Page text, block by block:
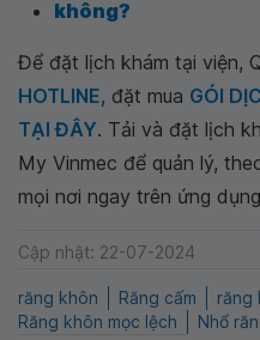
không?
Để đặt lịch khám tại viện,
HOTLINE, đặt mua GÓI
TẠI ĐÂY. Tải và đặt lịch
My Vinmec để quản lý,
mọi nơi ngay trên ứng
Cập nhật: 22-07-2024
răng khôn Răng cấm
răng
Răng khôn mọc lệch
Nhổ